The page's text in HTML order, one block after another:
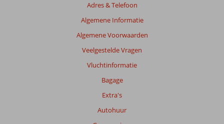
Adres & Telefoon
Algemene Informatie
Algemene Voorwaarden
Veelgestelde Vragen
Vluchtinformatie
Bagage
Extra's
Autohuur